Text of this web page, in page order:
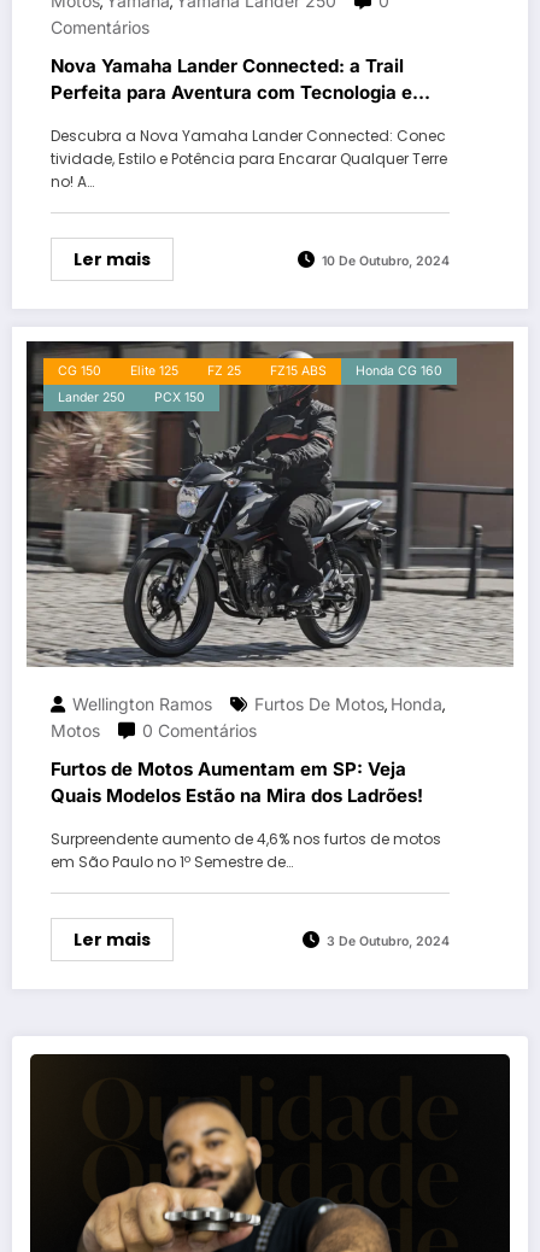
Comentários
Nova Yamaha Lander Connected: a Trail
Perfeita para Aventura com Tecnologia e
Descubra a Nova Yamaha Lander Connected: Conec
tividade, Estilo e Potência para Encarar Qualquer Terre
no! A…
Ler mais 10 De Outubro, 2024
CG 150 Elite 125 FZ 25 FZ15 ABS
Honda CG 160
Lander 250
PCX 150
Wellington Ramos Furtos De Motos, Honda,
Motos
0 Comentários
Furtos de Motos Aumentam em SP: Veja
Quais Modelos Estão na Mira dos Ladrões!
Surpreendente aumento de 4,6% nos furtos de motos
em São Paulo no 1º Semestre de…
Ler mais 3 De Outubro, 2024